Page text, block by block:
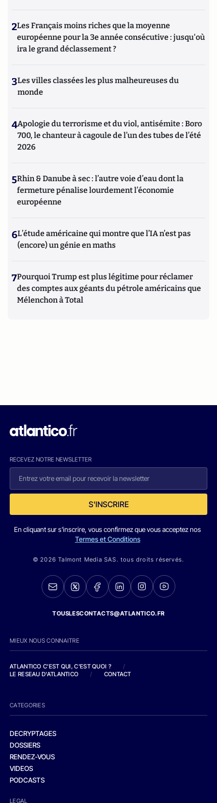
2Les Français moins riches que la moyenne
européenne pour la 3e année consécutive : jusqu'où
ira le grand déclassement ?
3Les villes classées les plus malheureuses du
monde
4Apologie du terrorisme et du viol, antisémite : Boro
700, le chanteur à cagoule de l’un des tubes de l’été
2026
5Rhin & Danube à sec : l’autre voie d’eau dont la
fermeture pénalise lourdement l’économie
européenne
6L’étude américaine qui montre que l’IA n’est pas
(encore) un génie en maths
7Pourquoi Trump est plus légitime pour réclamer
des comptes aux géants du pétrole américains que
Mélenchon à Total
RECEVEZ NOTRE NEWSLETTER
S'INSCRIRE
En cliquant sur s'inscrire, vous confirmez que vous acceptez nos
Termes et Conditions
© 2026 Talmont Media SAS. tous droits réservés.
TOUSLESCONTACTS@ATLANTICO.FR
MIEUX NOUS CONNAITRE
ATLANTICO C'EST QUI, C'EST QUOI ?
/
LE RESEAU D'ATLANTICO
/ CONTACT
CATEGORIES
DECRYPTAGES
DOSSIERS
RENDEZ-VOUS
VIDEOS
PODCASTS
LEGAL